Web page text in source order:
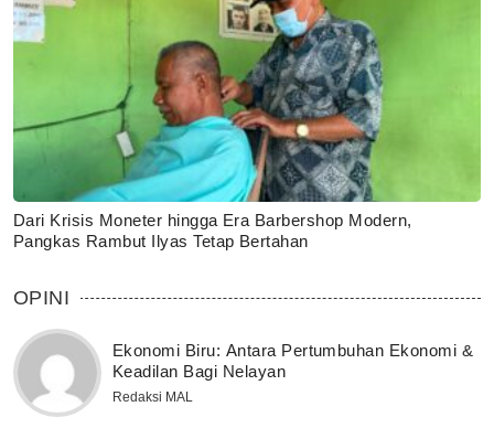
Dari Krisis Moneter hingga Era Barbershop Modern,
Pangkas Rambut Ilyas Tetap Bertahan
OPINI
Ekonomi Biru: Antara Pertumbuhan Ekonomi &
Keadilan Bagi Nelayan
Redaksi MAL